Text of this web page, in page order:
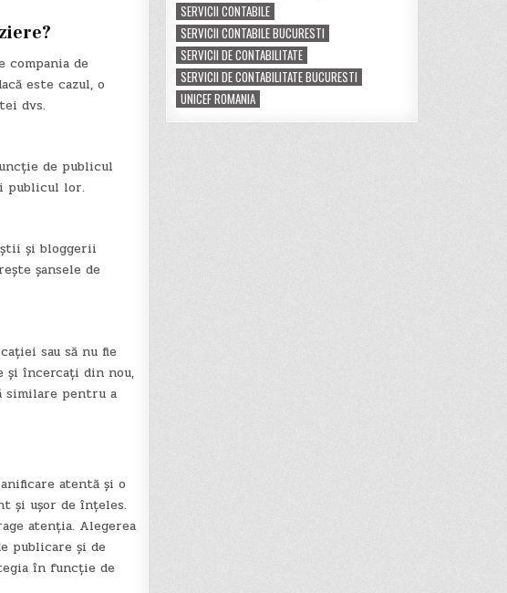
de
este cazul, o
dvs.
de publicul
publicul lor.
și bloggerii
șansele de
sau să nu fie
și încercați din nou,
similare pentru a
atentă și o
și ușor de înțeles.
atenția. Alegerea
publicare și de
în funcție de
SERVICII CONTABILE
SERVICII CONTABILE BUCURESTI
SERVICII DE CONTABILITATE
SERVICII DE CONTABILITATE BUCURESTI
UNICEF ROMANIA